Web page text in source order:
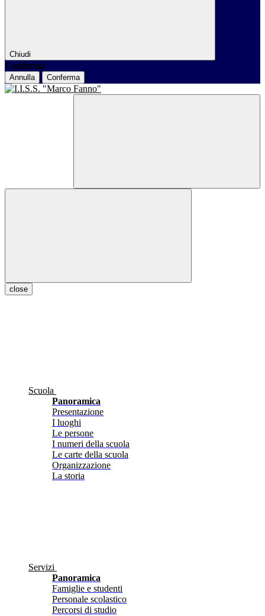
Chiudi
Conferma
Annulla Conferma
close
Scuola
Panoramica
Presentazione
I luoghi
Le persone
I numeri della scuola
Le carte della scuola
Organizzazione
La storia
Servizi
Panoramica
Famiglie e studenti
Personale scolastico
Percorsi di studio